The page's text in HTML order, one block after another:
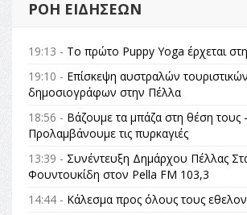
ΡΟΉ ΕΙΔΉΣΕΩΝ
19:13 - Το πρώτο Puppy Yoga έρχεται
19:10 - Επίσκεψη αυστραλών τουριστικών
δημοσιογράφων στην Πέλλα
18:56 - Βάζουμε τα μπάζα στη θέση τους
Προλαμβάνουμε τις πυρκαγιές
13:39 - Συνέντευξη Δημάρχου Πέλλας
Φουντουκίδη στον Pella FM 103,3
14:44 - Κάλεσμα προς όλους τους